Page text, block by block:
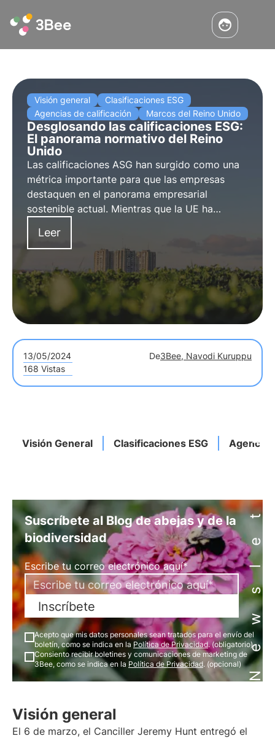
Visión general
Clasificaciones ESG
Agencias de calificación
Marcos del Reino Unido
Desglosando las calificaciones ESG:
El panorama normativo del Reino
Unido
Las calificaciones ASG han surgido como una
métrica importante para que las empresas
destaquen en el panorama empresarial
sostenible actual. Mientras que la UE ha
el Reino Unido está evaluando
estratégicamente su camino a seguir en la era
post-Brexit.
Leer
13/05/2024 De3Bee, Navodi Kuruppu
168 Vistas
Visión General Clasificaciones ESG Newsletter
Suscríbete al Blog de abejas y de la
biodiversidad
Escribe tu correo electrónico aquí*
Inscríbete
Acepto que mis datos personales sean tratados para el envío del
boletín, como se indica en la Política de Privacidad. (obligatorio)
Consiento recibir boletines y comunicaciones de marketing de
3Bee, como se indica en la Política de Privacidad. (opcional)
Visión general
El 6 de marzo, el Canciller Jeremy Hunt entregó el